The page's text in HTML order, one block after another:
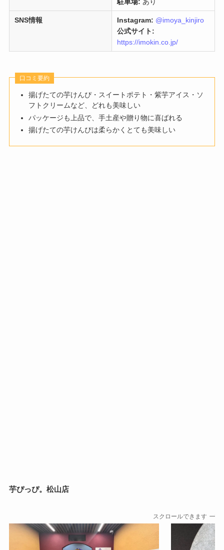
SNS情報 Instagram: @imoya_kinjiro
公式サイト:
https://imokin.co.jp/
口コミ要約
揚げたての芋けんぴ・スイートポテト・紫芋アイス・ソ
フトクリームなど、どれも美味しい
パッケージも上品で、手土産や贈り物に喜ばれる
揚げたての芋けんぴは柔らかくとても美味しい
芋ぴっぴ。松山店
スクロールできます